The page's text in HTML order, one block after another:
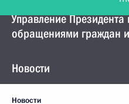
Управление Президента
обращениями граждан
Новости
Новости